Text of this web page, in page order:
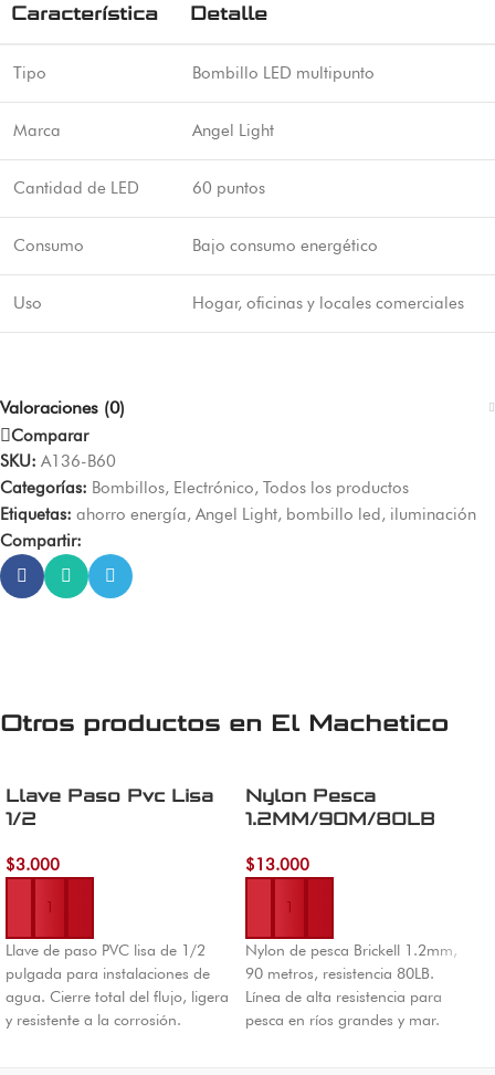
Característica Detalle
Tipo Bombillo LED multipunto
Marca Angel Light
Cantidad de LED 60 puntos
Consumo Bajo consumo energético
Uso Hogar, oficinas y locales comerciales
Valoraciones (0)
Comparar
SKU: A136-B60
Categorías: Bombillos, Electrónico, Todos los productos
Etiquetas: ahorro energía, Angel Light, bombillo led, iluminación
Compartir:
Otros productos en El Machetico
Llave Paso Pvc Lisa
1/2
$3.000
Añadir al carrito
Llave de paso PVC lisa de 1/2
pulgada para instalaciones de
agua. Cierre total del flujo, ligera
y resistente a la corrosión.
Nylon Pesca
1.2MM/90M/80LB
$13.000
Añadir al carrito
Nylon de pesca Brickell 1.2mm,
90 metros, resistencia 80LB.
Línea de alta resistencia para
pesca en ríos grandes y mar.